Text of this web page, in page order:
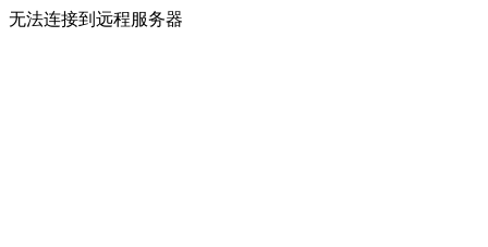
无法连接到远程服务器